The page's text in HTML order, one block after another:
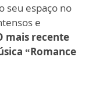
seu espaço no
e
mais recente
“Romance